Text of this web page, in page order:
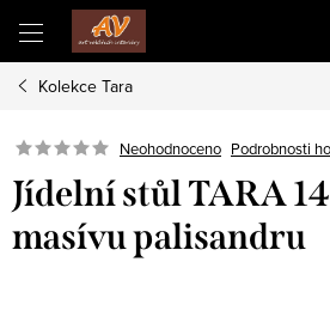
obsah
Kolekce Tara
Neohodnoceno Podrobnosti
Jídelní stůl TARA
masívu palisandru